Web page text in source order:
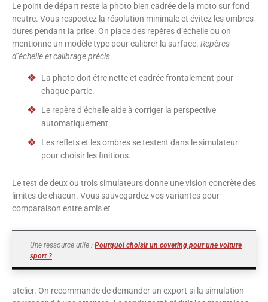
Le point de départ reste la photo bien cadrée de la moto sur fond
neutre. Vous respectez la résolution minimale et évitez les ombres
dures pendant la prise. On place des repères d’échelle ou on
mentionne un modèle type pour calibrer la surface. Repères
d’échelle et calibrage précis.
La photo doit être nette et cadrée frontalement pour
chaque partie.
Le repère d’échelle aide à corriger la perspective
automatiquement.
Les reflets et les ombres se testent dans le simulateur
pour choisir les finitions.
Le test de deux ou trois simulateurs donne une vision concrète des
limites de chacun. Vous sauvegardez vos variantes pour
comparaison entre amis et
Une ressource utile : Pourquoi choisir un covering pour une voiture
sport ?
atelier. On recommande de demander un export si la simulation